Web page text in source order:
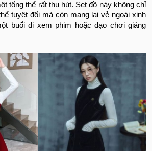
tổng thể rất thu hút. Set đồ này không chỉ
tuyệt đối mà còn mang lại vẻ ngoài xinh
buổi đi xem phim hoặc dạo chơi giáng